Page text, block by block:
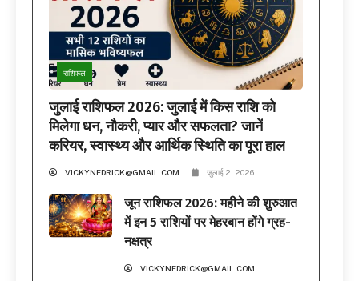
राशिफल
जुलाई राशिफल 2026: जुलाई में किस राशि को
मिलेगा धन, नौकरी, प्यार और सफलता? जानें
करियर, स्वास्थ्य और आर्थिक स्थिति का पूरा हाल
VICKYNEDRICK@GMAIL.COM जुलाई 2, 2026
जून राशिफल 2026: महीने की शुरुआत
में इन 5 राशियों पर मेहरबान होंगे ग्रह-
नक्षत्र
VICKYNEDRICK@GMAIL.COM